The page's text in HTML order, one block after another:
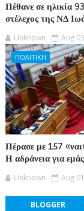
Πέθανε σε ηλικία
στέλεχος της ΝΔ
Unknown Aug
ΠΟΛΙΤΙΚΗ
Πέρασε με 157
Η αδράνεια για
Unknown Aug
BLOGGER